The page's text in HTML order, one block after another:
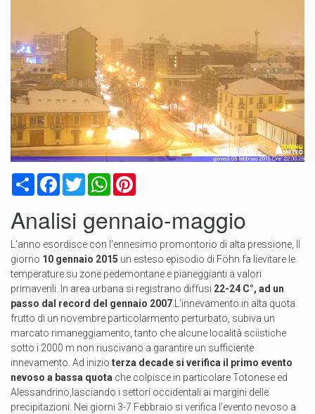
CondividiFacebook
TwitterWhatsApp
Analisi gennaio-maggio
L'anno esordisce con l'ennesimo promontorio di alta pressione, Il
giorno 10 gennaio 2015 un esteso episodio di Föhn fa lievitare le
temperature su zone pedemontane e pianeggianti a valori
primaverili. In area urbana si registrano diffusi 22-24 C°, ad un
passo dal record del gennaio 2007 .L'innevamento in alta quota
frutto di un novembre particolarmento perturbato, subiva un
marcato rimaneggiamento, tanto che alcune località sciistiche
sotto i 2000 m non riuscivano a garantire un sufficiente
innevamento. Ad inizio terza decade si verifica il primo evento
nevoso a bassa quota che colpisce in particolare Totonese ed
Alessandrino,lasciando i settori occidentali ai margini delle
precipitazioni. Nei giorni 3-7 Febbraio si verifica l’evento nevoso a